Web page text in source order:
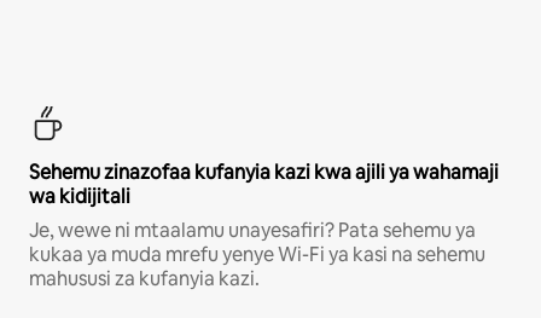
Sehemu zinazofaa kufanyia kazi kwa ajili ya wahamaji
wa kidijitali
Je, wewe ni mtaalamu unayesafiri? Pata sehemu ya
kukaa ya muda mrefu yenye Wi-Fi ya kasi na sehemu
mahususi za kufanyia kazi.